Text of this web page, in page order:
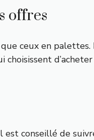
offres
ceux en
est conseillé de